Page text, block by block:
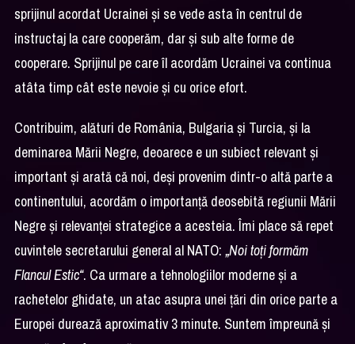
sprijinul acordat Ucrainei și se vede asta în centrul de
instructaj la care cooperăm, dar și sub alte forme de
cooperare. Sprijinul pe care îl acordăm Ucrainei va continua
atâta timp cât este nevoie și cu orice efort.
Contribuim, alături de România, Bulgaria și Turcia, și la
deminarea Mării Negre, deoarece e un subiect relevant și
important și arată că noi, deși provenim dintr-o altă parte a
continentului, acordăm o importanță deosebită regiunii Mării
Negre și relevanței strategice a acesteia. Îmi place să repet
cuvintele secretarului general al NATO:„Noi toți formăm
Flancul Estic“. Ca urmare a tehnologiilor moderne și a
rachetelor ghidate, un atac asupra unei țări din orice parte a
Europei durează aproximativ 3 minute. Suntem împreună și